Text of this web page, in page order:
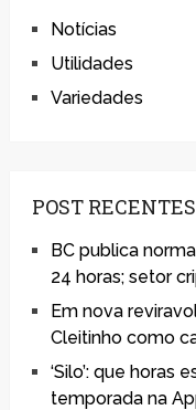
Notícias
Utilidades
Variedades
POST RECENTES
BC publica
24 horas; setor
Em nova
Cleitinho como
‘Silo’: que horas
temporada na